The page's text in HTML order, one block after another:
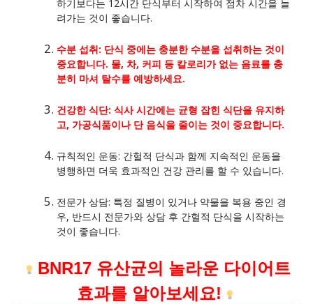
하기보다는 12시간 단식부터 시작하여 점차 시간을 늘
려가는 것이 좋습니다.
수분 섭취: 단식 중에는 충분한 수분을 섭취하는 것이
중요합니다. 물, 차, 커피 등 칼로리가 없는 음료를 충
분히 마셔 탈수를 예방하세요.
건강한 식단: 식사 시간에는 균형 잡힌 식단을 유지하
고, 가공식품이나 단 음식을 줄이는 것이 중요합니다.
규칙적인 운동: 간헐적 단식과 함께 지속적인 운동을
병행하면 더욱 효과적인 건강 관리를 할 수 있습니다.
전문가 상담: 특정 질병이 있거나 약물을 복용 중인 경
우, 반드시 전문가와 상담 후 간헐적 단식을 시작하는
것이 좋습니다.
BNR17 유산균의 놀라운 다이어트
효과를 알아보세요!